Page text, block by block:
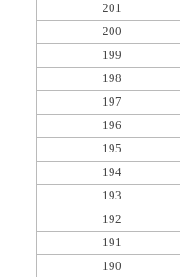
201
200
199
198
197
196
195
194
193
192
191
190